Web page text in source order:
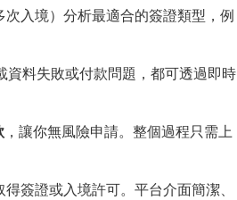
次入境）分析最適合的簽證類型，例
資料失敗或付款問題，都可透過即時
，讓你無風險申請。整個過程只需上
得簽證或入境許可。平台介面簡潔、